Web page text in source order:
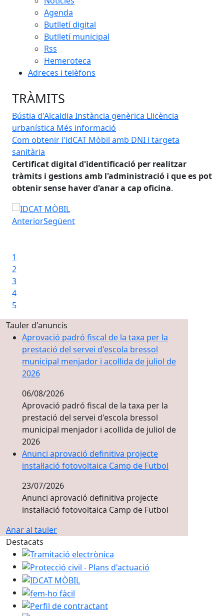
Agenda
Butlletí digital
Butlletí municipal
Rss
Hemeroteca
Adreces i telèfons
TRÀMITS
Bústia d'Alcaldia Instància genèrica Llicència
urbanística Més informació
Com obtenir l'idCAT Mòbil amb DNI i targeta
sanitària
Certificat digital d'identificació per realitzar
tràmits i gestions amb l'administració i que es pot
obtenir sense haver d'anar a cap oficina.
Com obtenir l'idCAT Mòbil amb DNI i targeta sanitària
AnteriorSegüent
1
2
3
4
5
Tauler d'anuncis
Aprovació padró fiscal de la taxa per la
prestació del servei d'escola bressol
municipal menjador i acollida de juliol de
2026
06/08/2026
Aprovació padró fiscal de la taxa per la
prestació del servei d'escola bressol
municipal menjador i acollida de juliol de
2026
Anunci aprovació definitiva projecte
instal·lació fotovoltaica Camp de Futbol
23/07/2026
Anunci aprovació definitiva projecte
instal·lació fotovoltaica Camp de Futbol
Anar al tauler
Destacats
Tramitació electrònica
Protecció civil - Plans d'actuació
IDCAT MÒBIL
fem-ho fàcil
Perfil de contractant